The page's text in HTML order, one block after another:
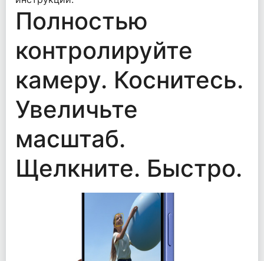
Полностью
контролируйте
камеру. Коснитесь.
Увеличьте
масштаб.
Щелкните. Быстро.